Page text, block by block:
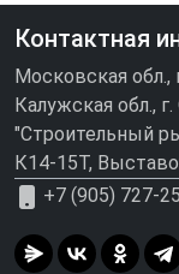
Контактная
Московская обл.,
Калужская обл.,
"Строительный
К14-15Т,
+7 (905) 727-